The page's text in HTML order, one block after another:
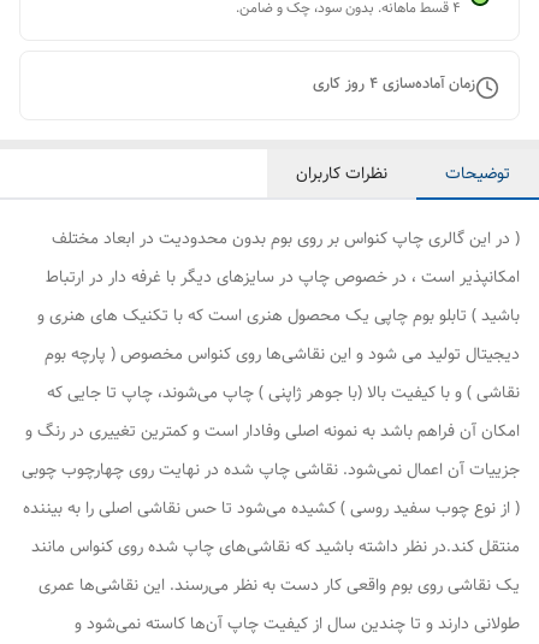
۴ قسط ماهانه. بدون سود، چک و ضامن.
زمان آماده‌سازی4روز کاری
توضیحات نظرات کاربران
( در این گالری چاپ کنواس بر روی بوم بدون محدودیت در ابعاد مختلف
امکانپذیر است ، در خصوص چاپ در سایزهای دیگر با غرفه دار در ارتباط
باشید ) تابلو بوم چاپی یک محصول هنری است که با تکنیک های هنری و
دیجیتال تولید می شود و این نقاشی‌ها روی کنواس مخصوص ( پارچه بوم
نقاشی ) و با کیفیت بالا (با جوهر ژاپنی ) چاپ می‌شوند، چاپ تا جایی که
امکان آن فراهم باشد به نمونه اصلی وفادار است و کمترین تغییری در رنگ و
جزییات آن اعمال نمی‌شود. نقاشی چاپ شده در نهایت روی چهارچوب چوبی
( از نوع چوب سفید روسی ) کشیده می‌شود تا حس نقاشی اصلی را به بیننده
منتقل کند.در نظر داشته باشید که نقاشی‌های چاپ شده روی کنواس مانند
یک نقاشی روی بوم واقعی کار دست به نظر می‌رسند. این نقاشی‌ها عمری
طولانی دارند و تا چندین سال از کیفیت چاپ آن‌ها کاسته نمی‌شود و